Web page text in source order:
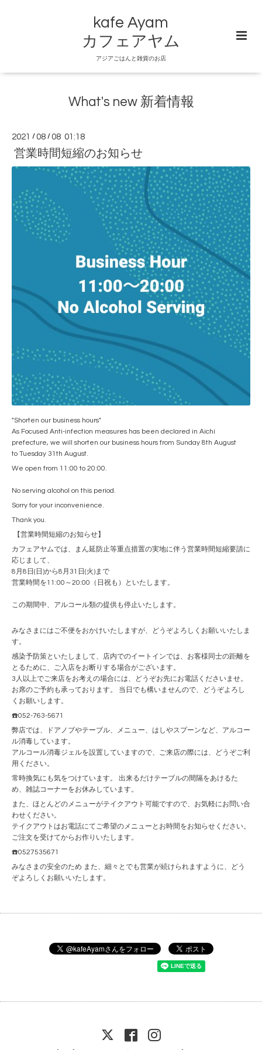
kafe Ayam
カフェアヤム
アジアごはんと雑貨のお店
What's new 新着情報
2021 /08 /08 01:18
営業時間短縮のお知らせ
"Shorten our business hours"
As Focused Anti-infection measures has been declared in Aichi
prefecture, we will shorten our business hours from Sunday 8th August
to Tuesday 31th August.
We open from 11:00 to 20:00.
No serving alcohol on this period.
Sorry for your inconvenience.
Thank you.
【営業時間短縮のお知らせ】
カフェアヤムでは、まん延防止等重点措置の実地に伴う営業時間短縮要請に
応じまして、
8月8日(日)から8月31日(火)まで
営業時間を11:00～20:00（日祝も）といたします。
この期間中、アルコール類の提供も停止いたします。
みなさまにはご不便をおかけいたしますが、どうぞよろしくお願いいたしま
す。
感染予防策といたしまして、店内でのイートインでは、お客様同士の距離を
とるために、ご入店をお断りする場合がございます。
3人以上でご来店をお考えの場合には、どうぞお先にお電話くださいませ。
お席のご予約も承っております。 当日でも構いませんので、どうぞよろし
くお願いします。
☎️052-763-5671
弊店では、ドアノブやテーブル、メニュー、はしやスプーンなど、アルコー
ル消毒しています。
アルコール消毒ジェルを設置していますので、ご来店の際には、どうぞご利
用ください。
常時換気にも気をつけています。 出来るだけテーブルの間隔をあけるた
め、雑誌コーナーをお休みしています。
また、ほとんどのメニューがテイクアウト可能ですので、お気軽にお問い合
わせください。
テイクアウトはお電話にてご希望のメニューとお時間をお知らせください。
ご注文を受けてからお作りいたします。
☎️0527535671
みなさまの安全のため また、細々とでも営業が続けられますように、どう
ぞよろしくお願いいたします。